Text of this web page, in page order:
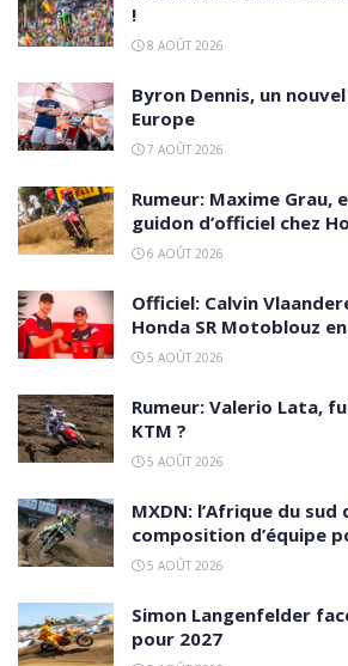
!
8 AOÛT 2026
Byron Dennis, un
Europe
7 AOÛT 2026
Rumeur: Maxime Grau,
guidon d’officiel chez
6 AOÛT 2026
Officiel: Calvin
Honda SR Motoblouz
5 AOÛT 2026
Rumeur: Valerio Lata,
KTM ?
5 AOÛT 2026
MXDN: l’Afrique du sud
composition d’équipe
5 AOÛT 2026
Simon Langenfelder
pour 2027